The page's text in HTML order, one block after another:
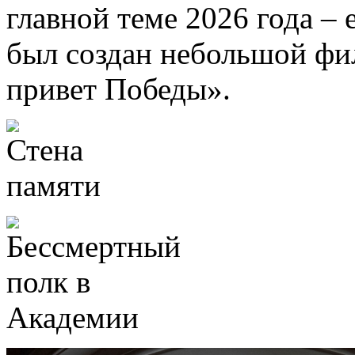
главной теме 2026 года
был создан небольшой
привет Победы».